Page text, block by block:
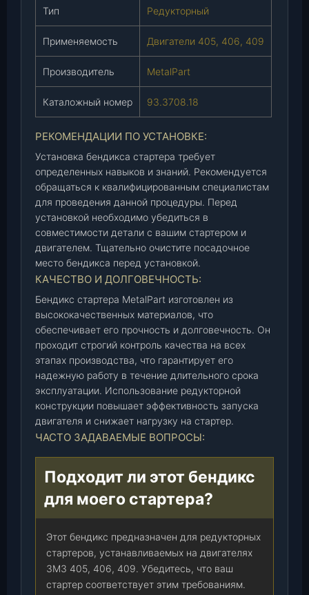
0
3
7
0
8
.
1
8
)
(
M
e
t
a
P
a
r
t
)
9
0
Тип Редукторный
Применяемость Двигатели 405, 406, 409
Производитель MetalPart
Каталожный номер 93.3708.18
РЕКОМЕНДАЦИИ ПО УСТАНОВКЕ:
Установка бендикса стартера требует
определенных навыков и знаний. Рекомендуется
обращаться к квалифицированным специалистам
для проведения данной процедуры. Перед
установкой необходимо убедиться в
совместимости детали с вашим стартером и
двигателем. Тщательно очистите посадочное
место бендикса перед установкой.
КАЧЕСТВО И ДОЛГОВЕЧНОСТЬ:
Бендикс стартера MetalPart изготовлен из
высококачественных материалов, что
обеспечивает его прочность и долговечность. Он
проходит строгий контроль качества на всех
этапах производства, что гарантирует его
надежную работу в течение длительного срока
эксплуатации. Использование редукторной
конструкции повышает эффективность запуска
двигателя и снижает нагрузку на стартер.
ЧАСТО ЗАДАВАЕМЫЕ ВОПРОСЫ:
Подходит ли этот бендикс
для моего стартера?
Этот бендикс предназначен для редукторных
стартеров, устанавливаемых на двигателях
ЗМЗ 405, 406, 409. Убедитесь, что ваш
стартер соответствует этим требованиям.